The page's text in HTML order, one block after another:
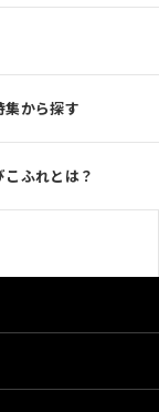
集から探す
こふれとは？